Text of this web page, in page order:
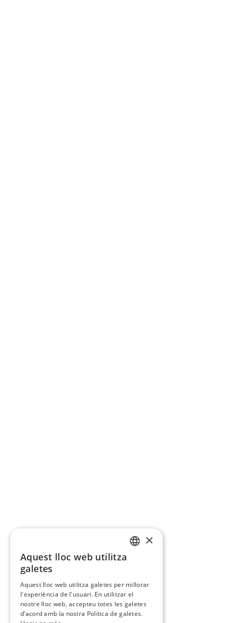
×
Aquest lloc web utilitza
galetes
Aquest lloc web utilitza galetes per millorar
l'experiència de l'usuari. En utilitzar el
nostre lloc web, accepteu totes les galetes
d’acord amb la nostra Política de galetes.